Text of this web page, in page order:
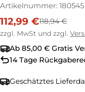
Artikelnummer: 180545
Verkaufspreis
112,99 €
Regulärer
Preis
118,94 €
zzgl. MwSt und zzgl.
Ab 85,00 € Gratis
14 Tage
Geschätztes